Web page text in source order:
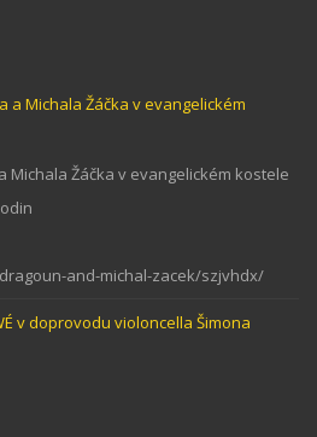
a Michala Žáčka v evangelickém
Michala Žáčka v evangelickém kostele
and-michal-zacek/szjvhdx/
v doprovodu violoncella Šimona